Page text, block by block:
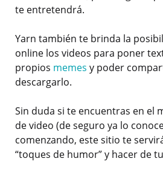
te entretendrá.
Yarn también te brinda la
online los videos para poner
propios memes y poder
descargarlo.
Sin duda si te encuentras en el
de video (de seguro ya lo
comenzando, este sitio te
“toques de humor” y hacer de